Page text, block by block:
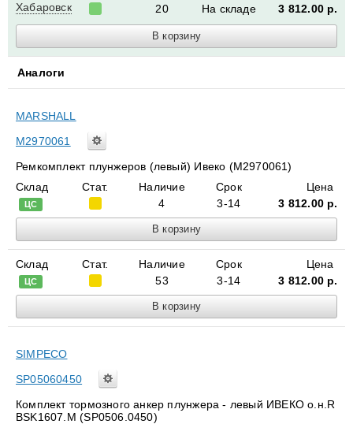
Хабаровск
20
На складе
3 812.00 р.
Аналоги
MARSHALL
M2970061
Ремкомплект плунжеров (левый) Ивеко (M2970061)
Склад
ЦС
Стат.
Наличие
4
Срок
3-14
Цена
3 812.00 р.
Склад
ЦС
Стат.
Наличие
53
Срок
3-14
Цена
3 812.00 р.
SIMPECO
SP05060450
Комплект тормозного анкер плунжера - левый ИВЕКО о.н.R
BSK1607.M (SP0506.0450)